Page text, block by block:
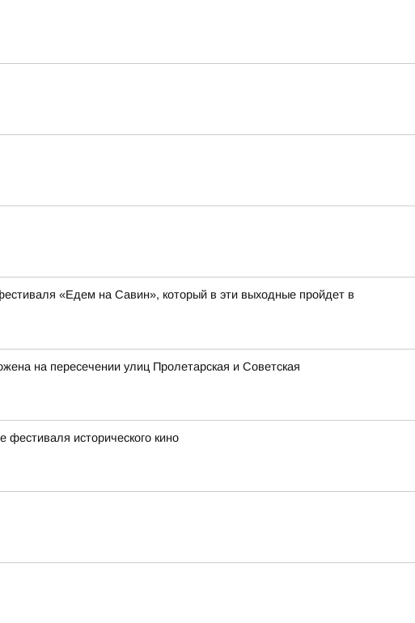
«Едем на Савин», который в эти выходные пройдет в
на пересечении улиц Пролетарская и Советская
фестиваля исторического кино